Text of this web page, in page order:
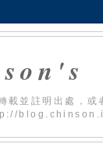
載並註明出處，或